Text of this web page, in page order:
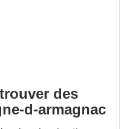
des
d-armagnac